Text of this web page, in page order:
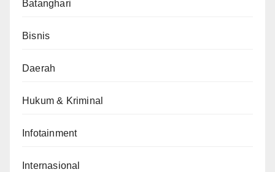
Batanghari
Bisnis
Daerah
Hukum & Kriminal
Infotainment
Internasional